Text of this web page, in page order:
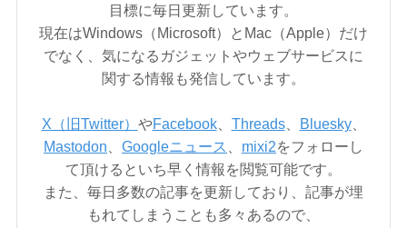
目標に毎日更新しています。
現在はWindows（Microsoft）とMac（Apple）だけ
でなく、気になるガジェットやウェブサービスに
関する情報も発信しています。
X（旧Twitter） やFacebook、 Threads、 Bluesky、
Mastodon
Googleニュース mixi2をフォローし
て頂けるといち早く情報を閲覧可能です。
また、毎日多数の記事を更新しており、記事が埋
もれてしまうことも多々あるので、